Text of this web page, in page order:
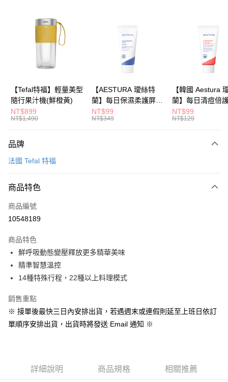
3 期 0 利率 每期
合作金庫商業銀行
第一商業銀行
華南商業銀行
彰化商業銀行
上海商業儲蓄銀行
台北富邦商業銀行
兆豐國際商業銀行
臺灣中小企業銀行
台中商業銀行
匯豐（台灣）商業銀行
華泰商業銀行
聯邦商業銀行
遠東國際商業銀行
元大商業銀行
台灣樂天信用卡公司
6 期 0 利率 每期 21家銀行
合作金庫商業銀行
第一商業銀行
華南商業銀行
彰化商業銀行
國泰世華商業銀行
兆豐國際商業銀行
臺灣中小企業銀行
台中商業銀行
匯豐（台灣）商業銀行
聯邦商業銀行
玉山商業銀行
台灣樂天信用卡公司
大哥付你分期
相關說明
【大哥付你分期使用說明】
2.付款方式選擇「大哥付你分期」，訂單成立後會自動跳轉到大哥付的交易
流程，驗證手機門號後，選擇欲分期的期數、繳款截止日，確認付款後即完
成交易。
消。如遇「轉專審核」未通過狀況，表示未達大哥付你分期系統評分，恕無
【繳款方式說明】
醒簡訊。
帳／街口支付／iPASS MONEY」等通路繳費。
1.本服務係由「台灣大哥大股份有限公司」（以下簡稱本公司）所提供，讓
用戶於交易時，得透過本服務購買商品或服務，並由商店將買賣／分期付款
2.基於同意付款使用「大哥付你分期」之契約關係目的，商店將以您的個人
資料（包含姓名、電話或地址）提供予台灣大哥大進項蒐集、處理及利用，
由本公司與您本人進行分期帳單所需資料之確認、核對及更正。
3.完整用戶服務條款，請詳閱以下連結：https://oppay.tw/userRule
每筆NT$80，滿NT$799(含以上)免運費
【Tefal特福】輕量美型
隨行果汁機(鮮橙黃)
NT$899
NT$1,490
【AESTURA 璦絲特
蘭】每日保濕柔護屏障
修護霜 30ml
NT$99
NT$349
【韓國 Aestura
蘭】每日清痘倍
潔面泡沫 30g
NT$99
NT$129
品牌
法國 Tefal 特福
商品特色
商品編號
10548189
商品特色
鮮呼吸動態變壓釋放更多精華美味
精準智慧溫控
14種特殊行程，22種以上料理模式
銷售重點
※ 接單後最快三日內安排出貨，若遇週末或連假則延至上班日依訂
單順序安排出貨，出貨時將發送 Email 通知 ※
詳細說明 商品規格 相關推薦